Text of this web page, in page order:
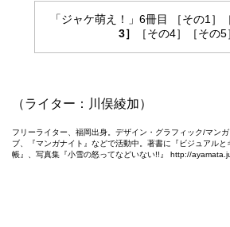
「ジャケ萌え！」6冊目 ［その1］
3］
［その4］ ［その5
（ライター：川俣綾加）
フリーライター、福岡出身。デザイン・グラフィック/マン
ブ、『マンガナイト』などで活動中。著書に『ビジュアル
帳』、写真集『小雪の怒ってなどいない!!』 http://